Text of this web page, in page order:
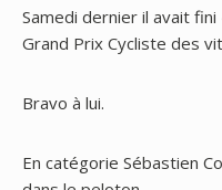
Samedi dernier il avait
Grand Prix Cycliste des
Bravo à lui.
En catégorie Sébastien